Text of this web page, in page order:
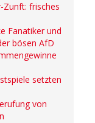
Zunft: frisches
Fanatiker und
bösen AfD
setzten
von